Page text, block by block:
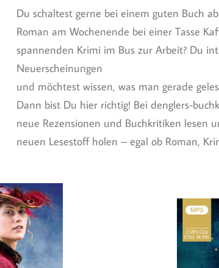
Du schaltest gerne bei einem guten Buch
Roman am Wochenende bei einer Tasse
spannenden Krimi im Bus zur Arbeit? Du
Neuerscheinungen
und möchtest wissen, was man gerade
Dann bist Du hier richtig! Bei denglers-
neue Rezensionen und Buchkritiken lesen
neuen Lesestoff holen – egal ob Roman,